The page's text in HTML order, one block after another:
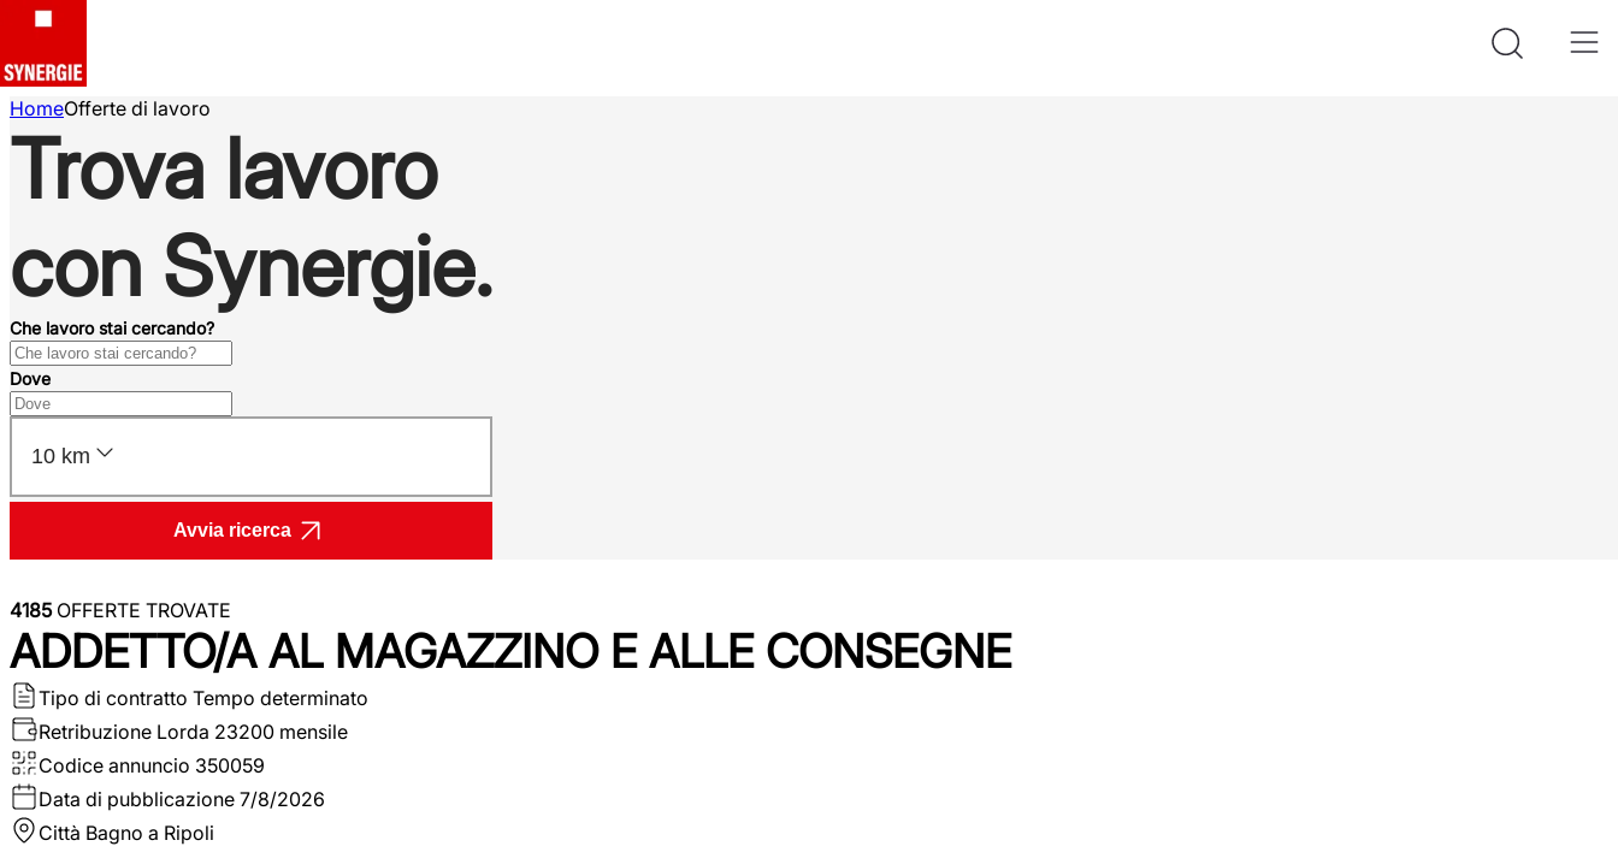
HomeOfferte di lavoro
Trova lavoro
con Synergie.
Che lavoro stai cercando?
Dove
10 km
Avvia ricerca
4185OFFERTE TROVATE
ADDETTO/A AL MAGAZZINO E ALLE CONSEGNE
Tipo di contratto Tempo determinato
Retribuzione Lorda 23200 mensile
Codice annuncio 350059
Data di pubblicazione 7/8/2026
Città Bagno a Ripoli